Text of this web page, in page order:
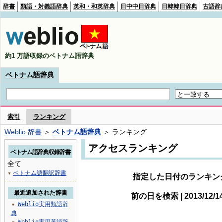
辞書 類語・対義語辞典 英和・和英辞典 日中中日辞典 日韓韓日辞典 古語辞
約1 万語収録のベトナム語辞典
ベトナム語辞典
索引 ランキング
Weblio 辞書 ＞ ベトナム語辞典 ＞ ランキング
アクセスランキング
指定した日付のランキ
前の日を検索 | 2013/12/
ベトナム語辞典収録辞書
全て
▼ ベトナム語翻訳辞書
最近追加された辞書
▼
Weblio実用類語辞
典